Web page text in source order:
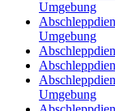
Umgebung
Umgebung
Umgebung